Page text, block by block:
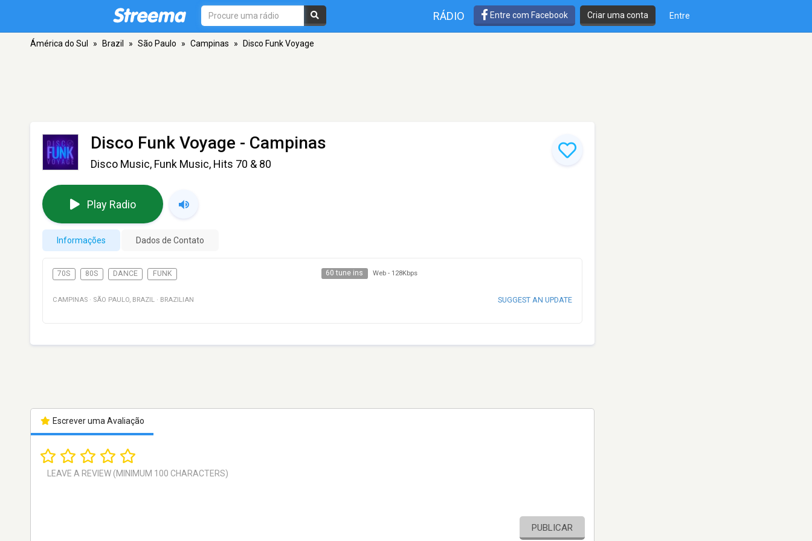
RÁDIO Entre com Facebook Criar uma conta Entre
Ámérica do Sul » Brazil » São Paulo » Campinas » Disco Funk Voyage
Disco Funk Voyage - Campinas
Disco Music, Funk Music, Hits 70 & 80
Play Radio
Informações Dados de Contato
70S 80S DANCE FUNK 60 tune ins Web - 128Kbps
CAMPINAS · SÃO PAULO, BRAZIL · BRAZILIAN SUGGEST AN UPDATE
Escrever uma Avaliação
PUBLICAR